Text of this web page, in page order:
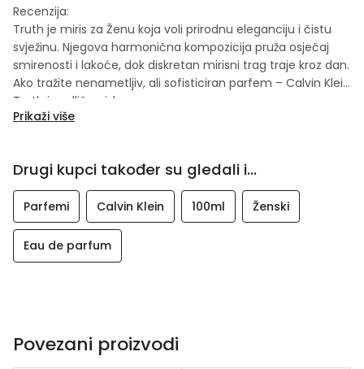
Recenzija:
Truth je miris za Ženu koja voli prirodnu eleganciju i čistu
svježinu. Njegova harmonična kompozicija pruža osjećaj
smirenosti i lakoće, dok diskretan mirisni trag traje kroz dan.
Ako tražite nenametljiv, ali sofisticiran parfem – Calvin Klein
Truth je odličan izbor.
Prikaži više
Drugi kupci također su gledali i...
Parfemi Calvin Klein 100ml Ženski
Eau de parfum
Povezani proizvodi